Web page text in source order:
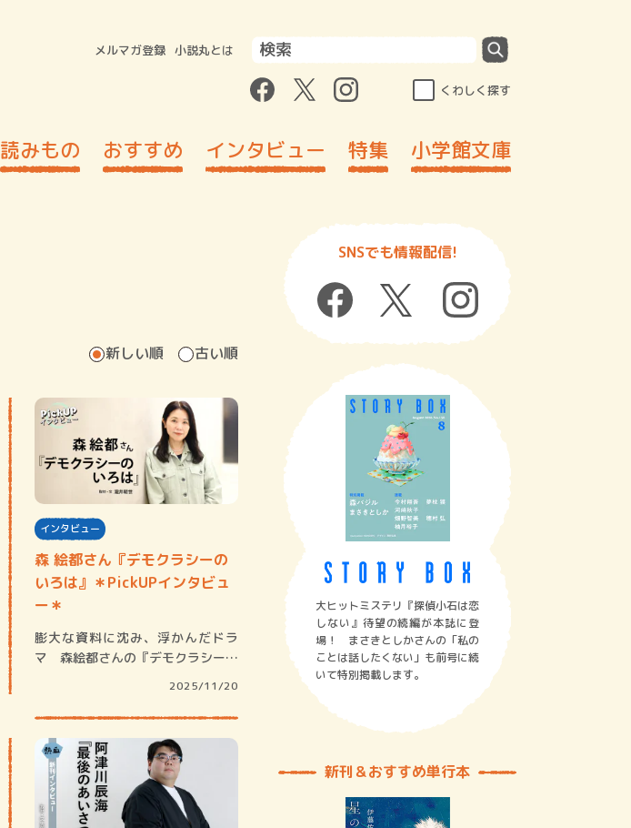
メルマガ登録 小説丸とは
くわしく探す
読みもの おすすめ インタビュー 特集 小学館文庫
新しい順 古い順
インタビュー
森 絵都さん『デモクラシーの
いろは』＊PickUPインタビュ
ー＊
膨大な資料に沈み、浮かんだドラ
マ 森絵都さんの『デモクラシーの
2025/11/20
SNSでも情報配信!
大ヒットミステリ『探偵小石は恋
しない』待望の続編が本誌に登
場！ まさきとしかさんの「私の
ことは話したくない」も前号に続
いて特別掲載します。
新刊＆おすすめ単行本